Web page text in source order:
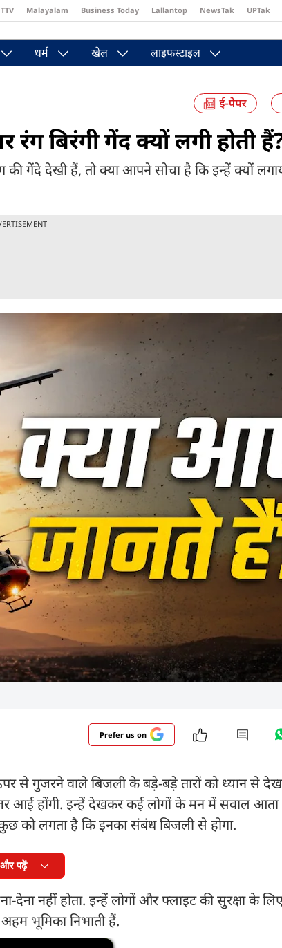
Malayalam Business Today Lallantop NewsTak UPTak
धर्म खेल लाइफस्टाइल
बिरंगी गेंद क्यों लगी होती
गेंदे देखी हैं, तो क्या आपने सोचा है कि इन्हें क्यों
Prefer us on
से गुजरने वाले बिजली के बड़े-बड़े तारों को ध्यान से देखा
आई होंगी. इन्हें देखकर कई लोगों के मन में सवाल
को लगता है कि इनका संबंध बिजली से होगा.
और पढ़ें
नहीं होता. इन्हें लोगों और फ्लाइट की सुरक्षा के
भूमिका निभाती हैं.